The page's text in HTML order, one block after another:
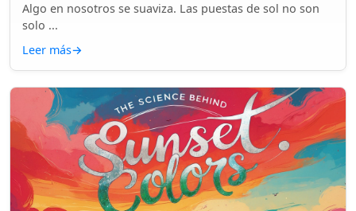
Algo en nosotros se suaviza. Las puestas de sol no son
solo ...
Leer más→